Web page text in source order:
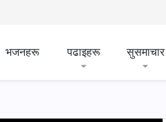
भजनहरू पढाइहरू सुसमाचार